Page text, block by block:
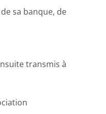
sa banque, de
transmis à